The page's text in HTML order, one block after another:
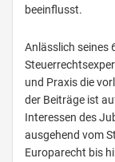
beeinflusst.
Anlässlich seines
und Praxis die
der Beiträge ist
Interessen des
ausgehend vom
Europarecht bis